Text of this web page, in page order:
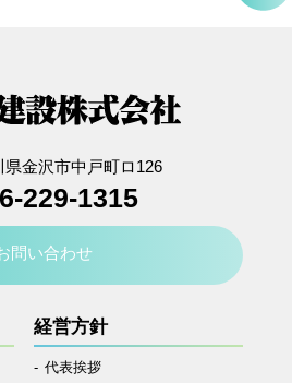
県金沢市中戸町ロ126
229-1315
問い合わせ
経営方針
代表挨拶